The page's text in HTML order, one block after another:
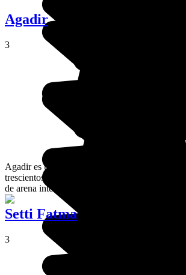
Agadir
3
Agadir es un destino costero muy conocido
trescientos días de sol al año. A los europeos
de arena interminables a orillas del Atlántico.
Setti Fatma
3